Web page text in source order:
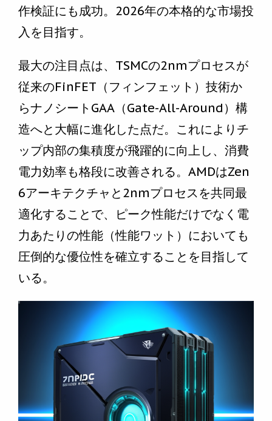
作検証にも成功。2026年の本格的な市場投
入を目指す。
最大の注目点は、TSMCの2nmプロセスが
従来のFinFET（フィンフェット）技術か
らナノシートGAA（Gate-All-Around）構
造へと大幅に進化した点だ。これによりチ
ップ内部の集積度が飛躍的に向上し、消費
電力効率も格段に改善される。AMDはZen
6アーキテクチャと2nmプロセスを共同最
適化することで、ピーク性能だけでなく電
力あたりの性能（性能ワット）においても
圧倒的な優位性を確立することを目指して
いる。